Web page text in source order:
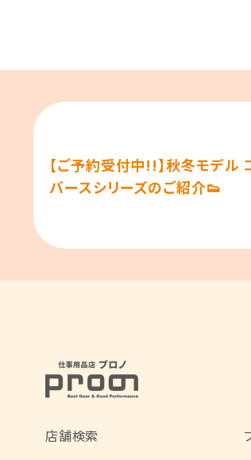
【ご予約受付中!!】秋冬モデル
バースシリーズのご紹介👟
店舗検索